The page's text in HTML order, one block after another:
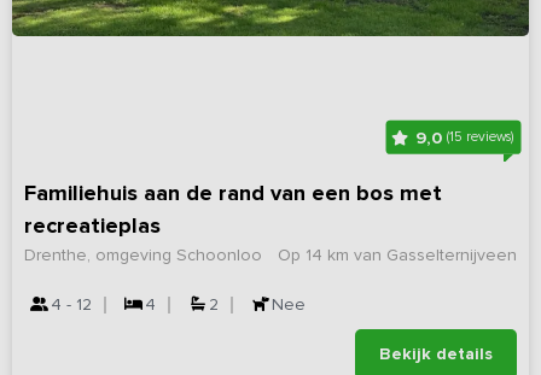
9,0(15 reviews)
Familiehuis aan de rand van een bos met
recreatieplas
Op 14 km van Gasselternijveen
Drenthe, omgeving Schoonloo
4 - 12 4 2 Nee
Bekijk details